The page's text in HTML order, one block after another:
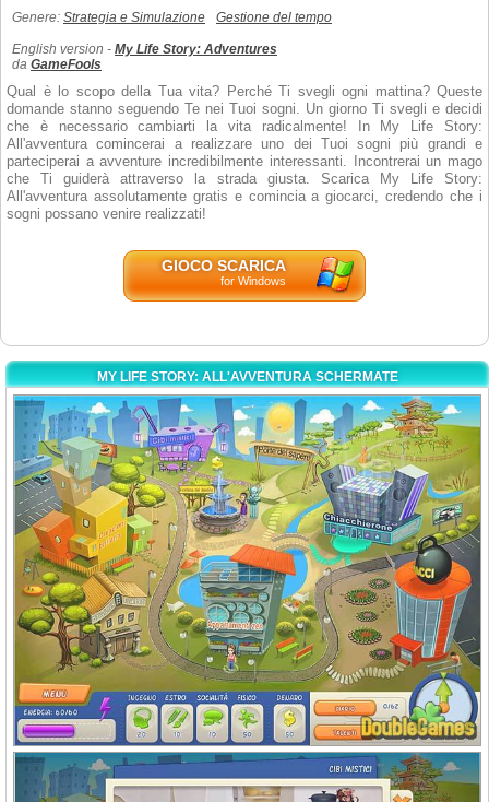
Genere: Strategia e Simulazione Gestione del tempo
English version - My Life Story: Adventures
da GameFools
Qual è lo scopo della Tua vita? Perché Ti svegli ogni mattina? Queste
domande stanno seguendo Te nei Tuoi sogni. Un giorno Ti svegli e decidi
che è necessario cambiarti la vita radicalmente! In My Life Story:
All'avventura comincerai a realizzare uno dei Tuoi sogni più grandi e
parteciperai a avventure incredibilmente interessanti. Incontrerai un mago
che Ti guiderà attraverso la strada giusta. Scarica My Life Story:
All'avventura assolutamente gratis e comincia a giocarci, credendo che i
sogni possano venire realizzati!
GIOCO SCARICA
for Windows
MY LIFE STORY: ALL'AVVENTURA SCHERMATE